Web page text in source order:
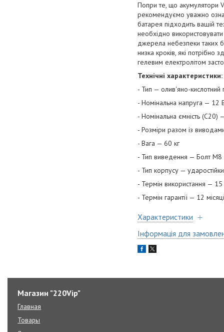
Попри те, що акумулятори
рекомендуємо уважно
батарея підходить вашій
необхідно
джерела небезпеки таких
низка кроків, які
гелевим електролітом
Технічні характеристики:
- Тип — олив'яно-кислотний
- Номінальна напруга — 12
- Номінальна ємність (С20)
- Розміри разом із
- Вага — 60 кг
- Тип виведення — Болт М8
- Тип корпусу —
- Термін використання —
- Термін гарантії — 12
Характеристики
Інформація для
Магазин "220Vip"
Главная
Товары